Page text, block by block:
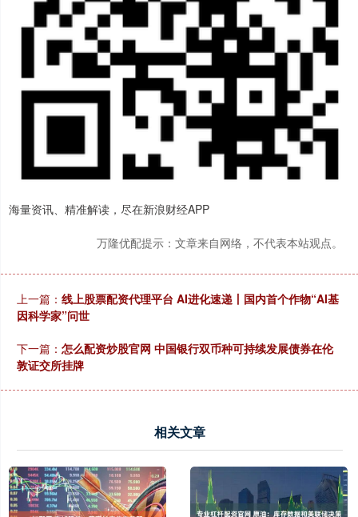
海量资讯、精准解读，尽在新浪财经APP
万隆优配提示：文章来自网络，不代表本站观点。
上一篇： 线上股票配资代理平台 AI进化速递丨国内首个作物“AI基
因科学家”问世
下一篇： 怎么配资炒股官网 中国银行双币种可持续发展债券在伦
敦证交所挂牌
相关文章